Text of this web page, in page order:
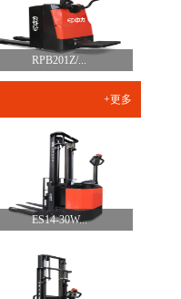
RPB201Z/...
+更多
ES14-30W...